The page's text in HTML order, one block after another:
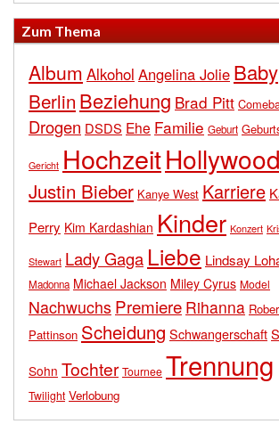
Zum Thema
Album Alkohol Angelina Jolie Baby
Berlin Beziehung Brad Pitt
Drogen DSDS Ehe Familie Geburt
Gericht HochzeitHollywood
Justin Bieber Kanye West Karriere
Perry Kim Kardashian Kinder Konzert
Stewart Lady Gaga Liebe Lindsay
Madonna Michael Jackson Miley Cyrus Model
Nachwuchs Premiere Rihanna
Pattinson Scheidung Schwangerschaft
Sohn Tochter Tournee Trennung
Twilight Verlobung